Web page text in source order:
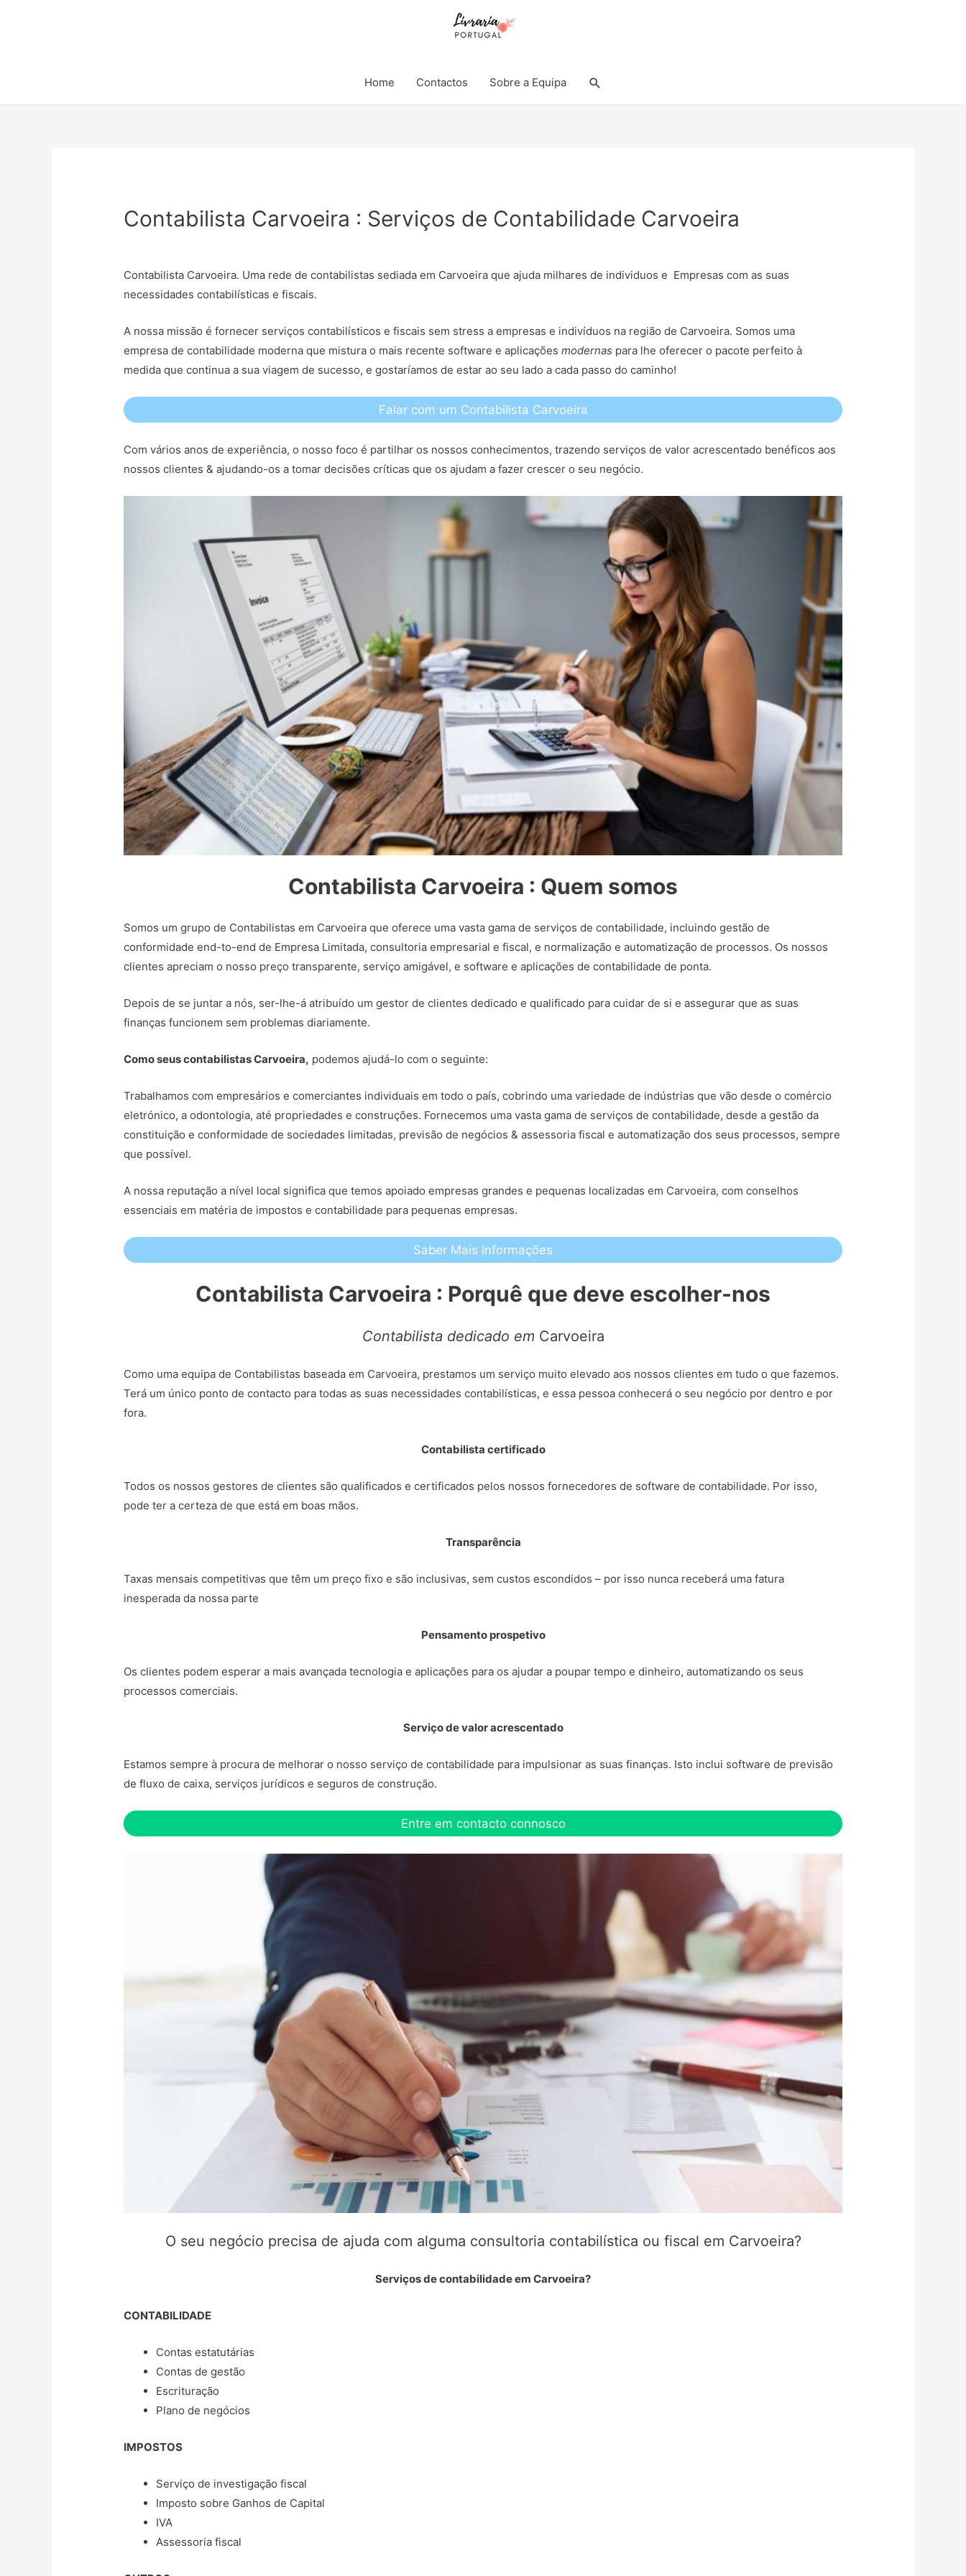
Home Contactos Sobre a Equipa Search
Contabilista Carvoeira : Serviços de Contabilidade Carvoeira
Contabilista Carvoeira. Uma rede de contabilistas sediada em Carvoeira que ajuda milhares de individuos e Empresas com as suas
necessidades contabilísticas e fiscais.
A nossa missão é fornecer serviços contabilísticos e fiscais sem stress a empresas e indivíduos na região de Carvoeira. Somos uma
empresa de contabilidade moderna que mistura o mais recente software e aplicaçõesmodernas para lhe oferecer o pacote perfeito à
medida que continua a sua viagem de sucesso, e gostaríamos de estar ao seu lado a cada passo do caminho!
Falar com um Contabilista Carvoeira
Com vários anos de experiência, o nosso foco é partilhar os nossos conhecimentos, trazendo serviços de valor acrescentado benéficos aos
nossos clientes & ajudando-os a tomar decisões críticas que os ajudam a fazer crescer o seu negócio.
Contabilista Carvoeira : Quem somos
Somos um grupo de Contabilistas em Carvoeira que oferece uma vasta gama de serviços de contabilidade, incluindo gestão de
conformidade end-to-end de Empresa Limitada, consultoria empresarial e fiscal, e normalização e automatização de processos. Os nossos
clientes apreciam o nosso preço transparente, serviço amigável, e software e aplicações de contabilidade de ponta.
Depois de se juntar a nós, ser-lhe-á atribuído um gestor de clientes dedicado e qualificado para cuidar de si e assegurar que as suas
finanças funcionem sem problemas diariamente.
Como seus contabilistas Carvoeira, podemos ajudá-lo com o seguinte:
Trabalhamos com empresários e comerciantes individuais em todo o país, cobrindo uma variedade de indústrias que vão desde o comércio
eletrónico, a odontologia, até propriedades e construções. Fornecemos uma vasta gama de serviços de contabilidade, desde a gestão da
constituição e conformidade de sociedades limitadas, previsão de negócios & assessoria fiscal e automatização dos seus processos, sempre
que possível.
A nossa reputação a nível local significa que temos apoiado empresas grandes e pequenas localizadas em Carvoeira, com conselhos
essenciais em matéria de impostos e contabilidade para pequenas empresas.
Saber Mais Informações
Contabilista Carvoeira : Porquê que deve escolher-nos
Contabilista dedicado em Carvoeira
Como uma equipa de Contabilistas baseada em Carvoeira, prestamos um serviço muito elevado aos nossos clientes em tudo o que fazemos.
Terá um único ponto de contacto para todas as suas necessidades contabilísticas, e essa pessoa conhecerá o seu negócio por dentro e por
fora.
Contabilista certificado
Todos os nossos gestores de clientes são qualificados e certificados pelos nossos fornecedores de software de contabilidade. Por isso,
pode ter a certeza de que está em boas mãos.
Transparência
Taxas mensais competitivas que têm um preço fixo e são inclusivas, sem custos escondidos – por isso nunca receberá uma fatura
inesperada da nossa parte
Pensamento prospetivo
Os clientes podem esperar a mais avançada tecnologia e aplicações para os ajudar a poupar tempo e dinheiro, automatizando os seus
processos comerciais.
Serviço de valor acrescentado
Estamos sempre à procura de melhorar o nosso serviço de contabilidade para impulsionar as suas finanças. Isto inclui software de previsão
de fluxo de caixa, serviços jurídicos e seguros de construção.
Entre em contacto connosco
O seu negócio precisa de ajuda com alguma consultoria contabilística ou fiscal em Carvoeira?
Serviços de contabilidade em Carvoeira?
CONTABILIDADE
Contas estatutárias
Contas de gestão
Escrituração
Plano de negócios
IMPOSTOS
Serviço de investigação fiscal
Imposto sobre Ganhos de Capital
IVA
Assessoria fiscal